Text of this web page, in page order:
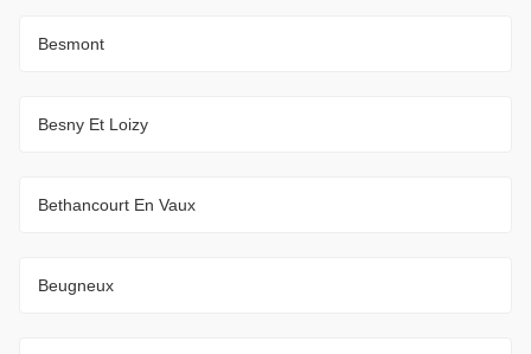
Besmont
Besny Et Loizy
Bethancourt En Vaux
Beugneux